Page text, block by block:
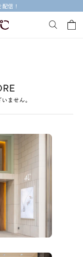
信！
タニティ
すべてのジュエリー
ません。